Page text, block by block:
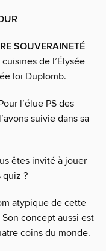
SOUVERAINETÉ
de l’Élysée
loi Duplomb.
l’élue PS des
suivie dans sa
êtes invité à jouer
quiz ?
atypique de cette
concept aussi est
coins du monde.